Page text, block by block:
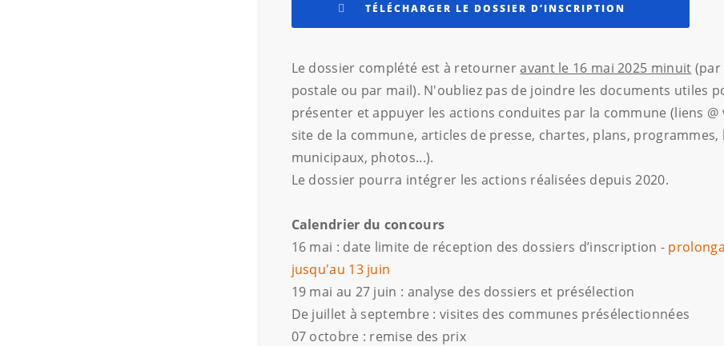
TÉLÉCHARGER LE DOSSIER D’INSCRIPTION
Le dossier complété est à retourneravant le 16 mai 2025 minuit (par
postale ou par mail). N'oubliez pas de joindre les documents utiles
présenter et appuyer les actions conduites par la commune (liens @
site de la commune, articles de presse, chartes, plans, programmes,
municipaux, photos...).
Le dossier pourra intégrer les actions réalisées depuis 2020.
Calendrier du concours
16 mai : date limite de réception des dossiers d’inscription -
jusqu'au 13 juin
19 mai au 27 juin : analyse des dossiers et présélection
De juillet à septembre : visites des communes présélectionnées
07 octobre : remise des prix